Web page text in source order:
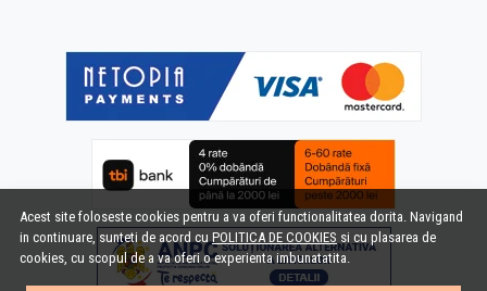
Acest site foloseste cookies pentru a va oferi functionalitatea dorita. Navigand
in continuare, sunteti de acord cuPOLITICA DE COOKIES si cu plasarea de
cookies, cu scopul de a va oferi o experienta imbunatatita.